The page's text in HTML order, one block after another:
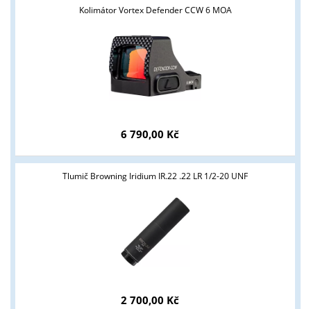
Kolimátor Vortex Defender CCW 6 MOA
6 790,00 Kč
Tlumič Browning Iridium IR.22 .22 LR 1/2-20 UNF
2 700,00 Kč
Tyto stránky jsou určeny pouze odborné veřejnosti od 18 let a
podnikatelům v oblasti zbraně a střelivo. Splňujete tyto
podmínky?